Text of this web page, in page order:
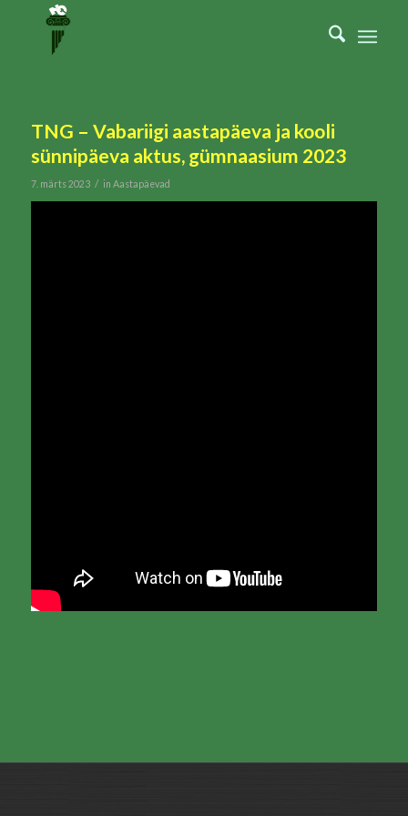
TNG – Vabariigi aastapäeva ja kooli
sünnipäeva aktus, gümnaasium 2023
7. märts 2023 / in Aastapäevad